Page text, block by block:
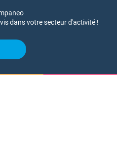
dans votre secteur d'activité !